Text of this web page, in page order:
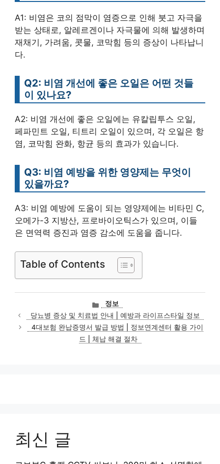
A1: 비염은 코의 점막이 염증으로 인해 붓고 자극을
받는 상태로, 알레르겐이나 자극물에 의해 발생하며
재채기, 가려움, 콧물, 코막힘 등의 증상이 나타납니
다.
Q2: 비염 개선에 좋은 오일은 어떤 것들
이 있나요?
A2: 비염 개선에 좋은 오일에는 유칼립투스 오일,
페파민트 오일, 티트리 오일이 있으며, 각 오일은 항
염, 코막힘 완화, 항균 등의 효과가 있습니다.
Q3: 비염 예방을 위한 영양제는 무엇이
있을까요?
A3: 비염 예방에 도움이 되는 영양제에는 비타민 C,
오메가-3 지방산, 프로바이오틱스가 있으며, 이들
은 면역력 증진과 염증 감소에 도움을 줍니다.
Table of Contents
카
테
고
리
정보
당뇨병 증상 및 치료법 안내 | 예방과 라이프스타일 정보
4대보험 완납증명서 발급 방법 | 정보연계센터 활용 가이
드 | 체납 해결 절차
최신 글